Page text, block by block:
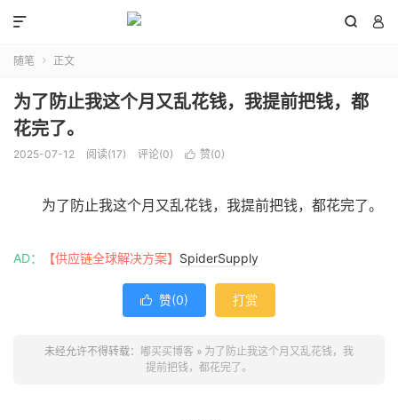
 

随笔  正文
为了防止我这个月又乱花钱，我提前把钱，都
花完了。
2025-07-12 阅读(17) 评论(0)  赞(0)
为了防止我这个月又乱花钱，我提前把钱，都花完了。
AD： 【供应链全球解决方案】 SpiderSupply
 赞(0) 打赏
未经允许不得转载： 嘟买买博客 » 为了防止我这个月又乱花钱，我
提前把钱，都花完了。